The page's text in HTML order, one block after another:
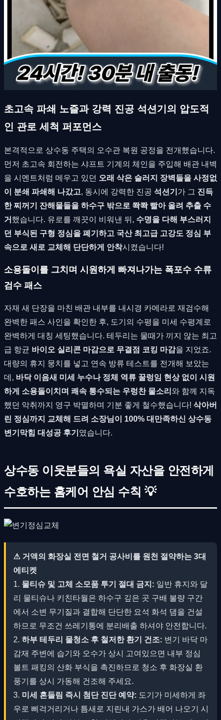
초고속 파쇄 노즐과 강력 진공 석션기의 압도적
인 관로 세척 퍼포먼스
본격적으로 상수동 주택의 오수관 복원 공정을 전개했습니다.
먼저 초고속 회전하는 샤프트 기계의 체인을 주입해 배관 내벽
을 시멘트처럼 메우고 있던 오래 삭은 슬러지 장벽들을 사정없
이 분쇄 파쇄해 나갔고, 동시에 강력한 진공 석션기 가 그 진득
한 찌꺼기 잔해물들을 하수구 밖으로 쫙쫙 빨아 올려 추출 수
거 했습니다. 유로를 깨끗이 비워낸 뒤, 수명을 다해 부스러지
던 부식된 구형 정심을 폐기하고 국산 최고급 고강도 정심 부
속으로 새로 교체해 단단하게 안착시켰습니다!
소용돌이를 그치며 시원하게 빠져나가는 폭포수 수류
검수 패스
자재 새 단장을 마친 배관 내부를 내시경 카메라로 재검수해
완벽한 패스 사인을 확인한 후, 도기의 수평을 미세 수평계로
완벽하게 대칭 세팅했습니다. 테두리는 물때가 끼지 않는 최고
급 항균 바이오 실리콘 마감으로 무결점 코킹 마감을 지었죠.
대량의 휴지 뭉치를 넣고 연속 방류 테스트를 전개해 보았는
데, 바닥 이음새 미세 누수나 정체 역류 꿀렁임 현상 없이 시원
하게 소용돌이치며 쾌속 통수되는 우렁찬 물소리 와 함께 지독
했던 악취까지 영구 박멸하며 기분 좋게 철수했습니다! 삭아버
린 정심까지 교체해 드려 소장님이 100% 대만족하신 상수동
변기막힘 대성공 후기 였습니다.
상수동 이웃분들의 욕실 자산을 안전하게
수호하는 홈케어 안심 수칙 💡
⚠ 거액의 화장실 전면 철거 공사비를 원천 절약하는 3대
에티켓
1. 물티슈 및 고체 소모품 투기 절대 금지: 일반 휴지와 달
리 물티슈나 키친타월은 하수구 깊은 곳 구배 불량 구간
에서 소변 무기질과 결합해 단단한 요석 화석 댐을 건설
하므로 무조건 쓰레기통에 분리배출 하셔야 안전합니다.
2. 하부 테두리 물청소 후 철저한 환기 건조: 변기 바닥 마
감재 주변에 습기와 오수가 상시 고여있으면 내부 정심
볼트 패킹의 산화 부식을 촉진하므로 청소 후 화장실 환
풍기를 상시 가동해 건조해 주세요.
3. 미세 흔들림 즉시 첨단 진단 예약: 도기가 미세하게 좌
우로 삐걱거리거나 틈새로 지린내 가스가 배어 나오기 시